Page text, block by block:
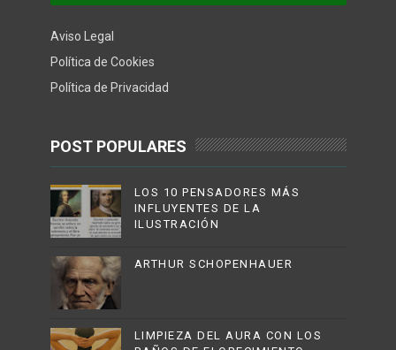
Aviso Legal
Política de Cookies
Política de Privacidad
POST POPULARES
LOS 10 PENSADORES MÁS
INFLUYENTES DE LA
ILUSTRACIÓN
ARTHUR SCHOPENHAUER
LIMPIEZA DEL AURA CON LOS